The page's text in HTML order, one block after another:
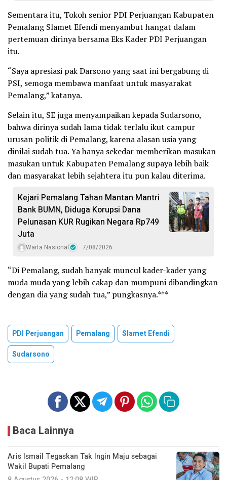
Sementara itu, Tokoh senior PDI Perjuangan Kabupaten
Pemalang Slamet Efendi menyambut hangat dalam
pertemuan dirinya bersama Eks Kader PDI Perjuangan
itu.
“Saya apresiasi pak Darsono yang saat ini bergabung di
PSI, semoga membawa manfaat untuk masyarakat
Pemalang,” katanya.
Selain itu, SE juga menyampaikan kepada Sudarsono,
bahwa dirinya sudah lama tidak terlalu ikut campur
urusan politik di Pemalang, karena alasan usia yang
dinilai sudah tua. Ya hanya sekedar memberikan masukan-
masukan untuk Kabupaten Pemalang supaya lebih baik
dan masyarakat lebih sejahtera itu pun kalau diterima.
Kejari Pemalang Tahan Mantan Mantri
Bank BUMN, Diduga Korupsi Dana
Pelunasan KUR Rugikan Negara Rp749
Juta
Warta Nasional 7/08/2026
“Di Pemalang, sudah banyak muncul kader-kader yang
muda muda yang lebih cakap dan mumpuni dibandingkan
dengan dia yang sudah tua,” pungkasnya.***
PDI Perjuangan Pemalang
Slamet Efendi
Sudarsono
Baca Lainnya
Aris Ismail Tegaskan Tak Ingin Maju sebagai
Wakil Bupati Pemalang